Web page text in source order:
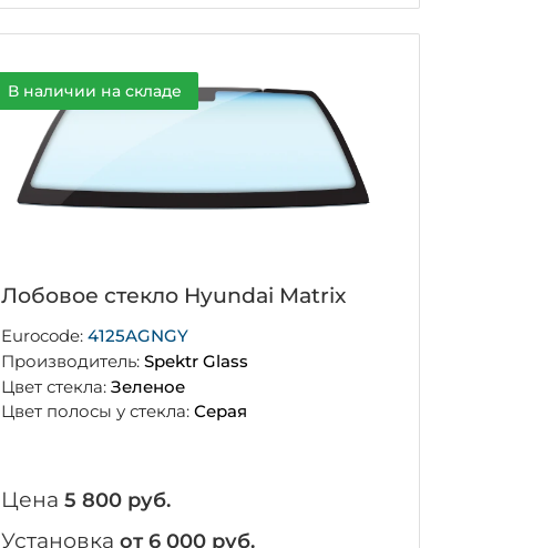
В наличии на складе
Лобовое стекло Hyundai Matrix
Eurocode:4125AGNGY
Производитель:Spektr Glass
Цвет стекла:Зеленое
Цвет полосы у стекла:Серая
Цена5 800 руб.
Установкаот 6 000 руб.